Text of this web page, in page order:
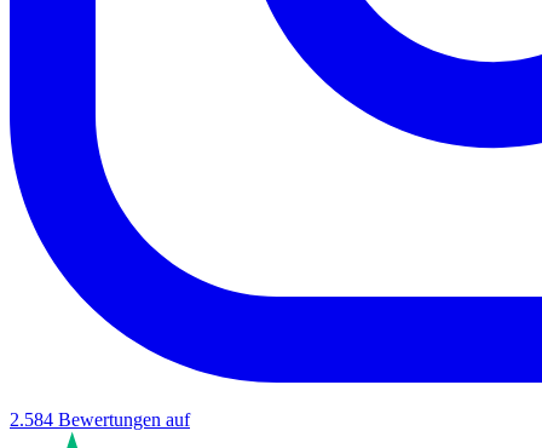
2.584 Bewertungen auf